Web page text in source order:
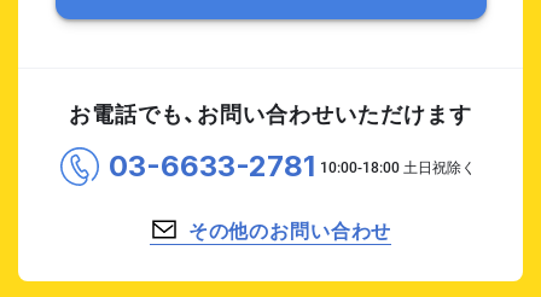
お電話でも、お問い合わせいただけます
03-6633-2781
その他のお問い合わせ